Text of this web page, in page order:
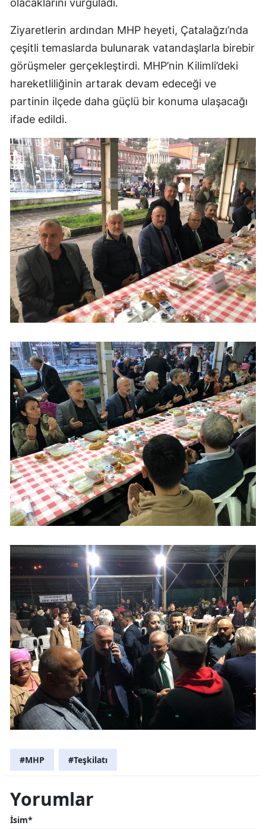
olacaklarını vurguladı.
Ziyaretlerin ardından MHP heyeti, Çatalağzı’nda
çeşitli temaslarda bulunarak vatandaşlarla birebir
görüşmeler gerçekleştirdi. MHP’nin Kilimli’deki
hareketliliğinin artarak devam edeceği ve
partinin ilçede daha güçlü bir konuma ulaşacağı
ifade edildi.
#MHP #Teşkilatı
Yorumlar
İsim*